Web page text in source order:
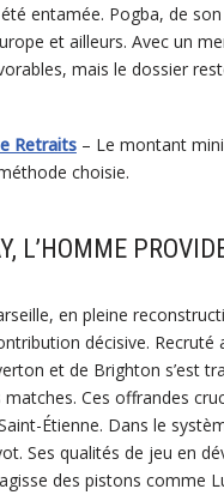
entamée. Pogba, de
et ailleurs. Avec un
mais le dossier
Retraits– Le montant
choisie.
L’HOMME
en pleine
décisive.
et de Brighton s’est
Ces offrandes
Étienne. Dans le
Ses qualités de jeu en
des pistons comme